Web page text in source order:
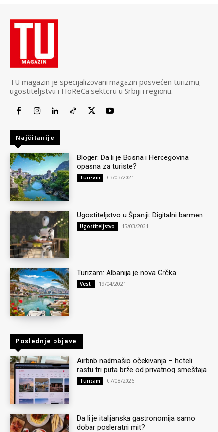
TU magazin je specijalizovani magazin posvećen turizmu,
ugostiteljstvu i HoReCa sektoru u Srbiji i regionu.
Najčitanije
Bloger: Da li je Bosna i Hercegovina
opasna za turiste?
Turizam 03/03/2021
Ugostiteljstvo u Španiji: Digitalni barmen
Ugostiteljstvo 17/03/2021
Turizam: Albanija je nova Grčka
Vesti 19/04/2021
Poslednje objave
Airbnb nadmašio očekivanja – hoteli
rastu tri puta brže od privatnog smeštaja
Turizam 07/08/2026
Da li je italijanska gastronomija samo
dobar posleratni mit?